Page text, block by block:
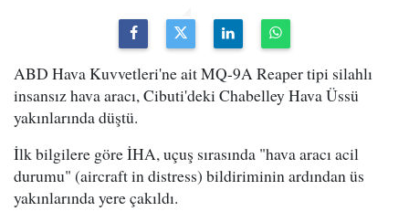
ABD Hava Kuvvetleri'ne ait MQ-9A Reaper tipi silahlı
insansız hava aracı, Cibuti'deki Chabelley Hava Üssü
yakınlarında düştü.
İlk bilgilere göre İHA, uçuş sırasında "hava aracı acil
durumu" (aircraft in distress) bildiriminin ardından üs
yakınlarında yere çakıldı.